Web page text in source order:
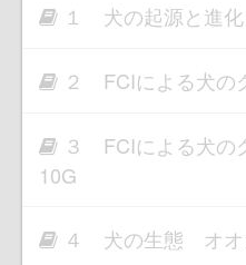
１ 犬の起源と進化
２ FCIによる犬の
３ FCIによる犬
10G
４ 犬の生態 オオ